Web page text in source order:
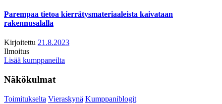
Parempaa tietoa kierrätysmateriaaleista kaivataan
rakennusalalla
Kirjoitettu 21.8.2023
Ilmoitus
Lisää kumppaneilta
Näkökulmat
Toimitukselta Vieraskynä Kumppaniblogit